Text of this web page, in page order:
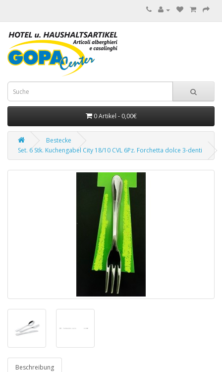
0 Artikel - 0,00€
Bestecke
Set. 6 Stk. Kuchengabel City 18/10 CVL 6Pz. Forchetta dolce 3-denti
Beschreibung